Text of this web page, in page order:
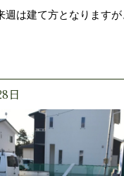
週は建て方となります
日